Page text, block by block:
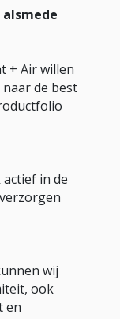
+ Air willen
de best
in de
wij
ook
en